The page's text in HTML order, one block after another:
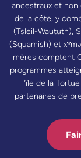
ancestraux et non
de la côte, y
(Tsleil-Waututh),
(Squamish) et
mères comptent
programmes
l'île de la
partenaires de